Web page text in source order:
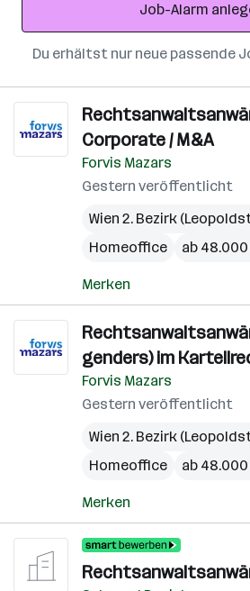
Job-Alarm
Du erhältst nur neue passende
Corporate / M&A
Forvis Mazars
Gestern veröffentlicht
Wien 2. Bezirk
Homeoffice
ab
Merken
genders) im
Forvis Mazars
Gestern veröffentlicht
Wien 2. Bezirk
Homeoffice
ab
Merken